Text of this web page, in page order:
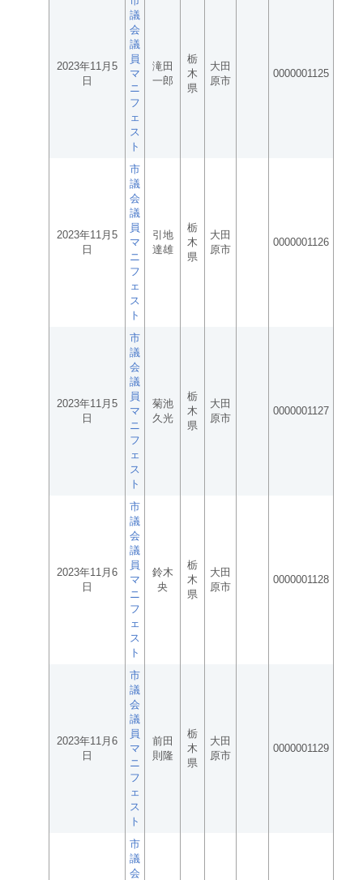
2023年11月5
日
議
会
議
員
マ
ニ
フ
ェ
ス
ト
滝田
一郎
栃
木
県
大田
原市
0000001125
2023年11月5
日
市
議
会
議
員
マ
ニ
フ
ェ
ス
ト
引地
達雄
栃
木
県
大田
原市
0000001126
2023年11月5
日
市
議
会
議
員
マ
ニ
フ
ェ
ス
ト
菊池
久光
栃
木
県
大田
原市
0000001127
2023年11月6
日
市
議
会
議
員
マ
ニ
フ
ェ
ス
ト
鈴木
央
栃
木
県
大田
原市
0000001128
2023年11月6
日
市
議
会
議
員
マ
ニ
フ
ェ
ス
ト
前田
則隆
栃
木
県
大田
原市
0000001129
市
議
会